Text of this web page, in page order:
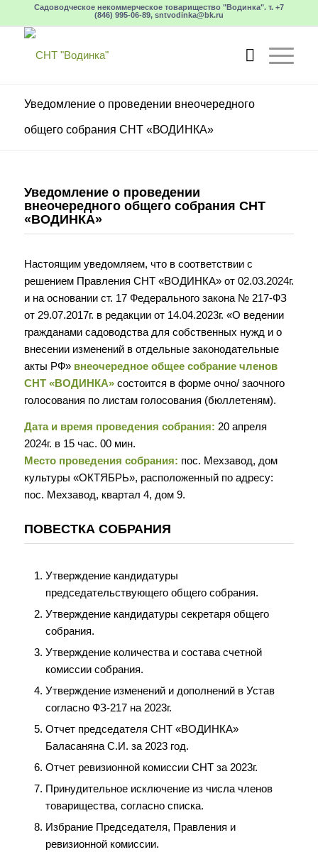
Садоводческое некоммерческое товарищество "Водинка". т. +7
(846) 995-06-89, sntvodinka@bk.ru
Уведомление о проведении внеочередного
общего собрания СНТ «ВОДИНКА»
Уведомление о проведении
внеочередного общего собрания СНТ
«ВОДИНКА»
Настоящим уведомляем, что в соответствии с
решением Правления СНТ «ВОДИНКА» от 02.03.2024г.
и на основании ст. 17 Федерального закона № 217-ФЗ
от 29.07.2017г. в редакции от 14.04.2023г. «О ведении
гражданами садоводства для собственных нужд и о
внесении изменений в отдельные законодательные
акты РФ» внеочередное общее собрание членов
СНТ «ВОДИНКА»состоится в форме очно/ заочного
голосования по листам голосования (бюллетеням).
Дата и время проведения собрания: 20 апреля
2024г. в 15 час. 00 мин.
Место проведения собрания: пос. Мехзавод, дом
культуры «ОКТЯБРЬ», расположенный по адресу:
пос. Мехзавод, квартал 4, дом 9.
ПОВЕСТКА СОБРАНИЯ
Утверждение кандидатуры
председательствующего общего собрания.
Утверждение кандидатуры секретаря общего
собрания.
Утверждение количества и состава счетной
комиссии собрания.
Утверждение изменений и дополнений в Устав
согласно ФЗ-217 на 2023г.
Отчет председателя СНТ «ВОДИНКА»
Баласаняна С.И. за 2023 год.
Отчет ревизионной комиссии СНТ за 2023г.
Принудительное исключение из числа членов
товарищества, согласно списка.
Избрание Председателя, Правления и
ревизионной комиссии.